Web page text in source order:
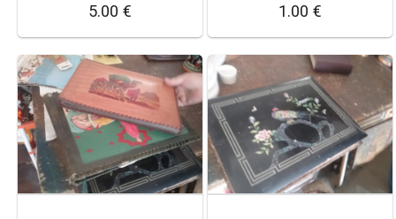
5.00 € 1.00 €